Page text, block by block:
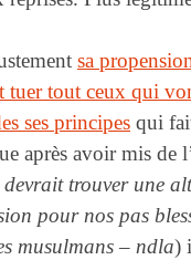
sa
tuer tout ceux qui
ses principes qui
après avoir mis de
trouver une
pour nos pas
musulmans – ndla)